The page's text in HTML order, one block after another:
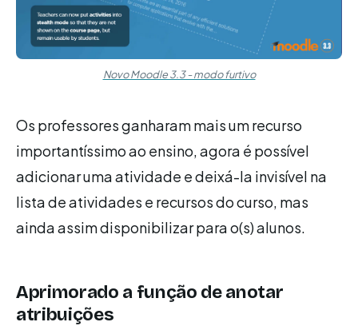
Novo Moodle 3.3 - modo furtivo
Os professores ganharam mais um recurso
importantíssimo ao ensino, agora é possível
adicionar uma atividade e deixá-la invisível na
lista de atividades e recursos do curso, mas
ainda assim disponibilizar para o(s) alunos.
Aprimorado a função de anotar
atribuições